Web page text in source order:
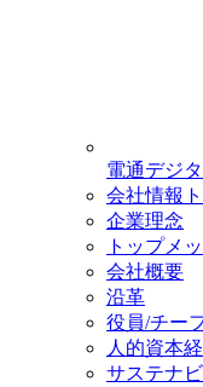
電通デジ
会社情報
企業理念
トップメ
会社概要
沿革
役員/チー
人的資本
サステナ